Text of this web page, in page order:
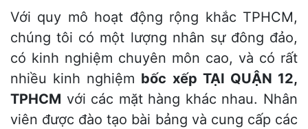
Với quy mô hoạt động rộng khắc TPHCM,
chúng tôi có một lượng nhân sự đông đảo,
có kinh nghiệm chuyên môn cao, và có rất
nhiều kinh nghiệm bốc xếp TẠI QUẬN 12,
TPHCM với các mặt hàng khác nhau. Nhân
viên được đào tạo bài bảng và cung cấp các